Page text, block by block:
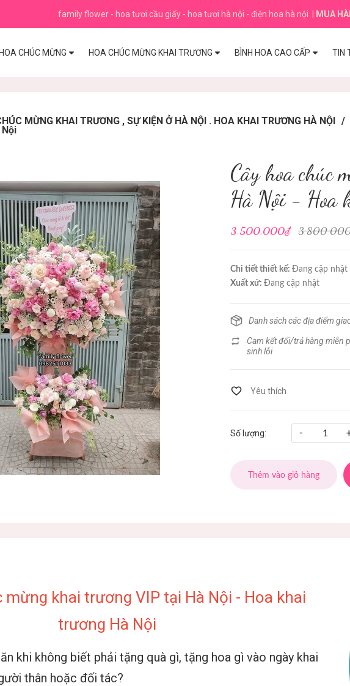
family flower - hoa tươi cầu giấy - hoa tươi hà nội - điện hoa hà nội MUA
CHÚC MỪNG HOA CHÚC MỪNG KHAI TRƯƠNG BÌNH HOA CAO CẤP TIN
MỪNG KHAI TRƯƠNG , SỰ KIỆN Ở HÀ NỘI . HOA KHAI TRƯƠNG HÀ NỘI /
Cây hoa
Hà Nội - Hoa
3.500.000₫
Chi tiết thiết kế: Đang cập nhật
Xuất xứ: Đang cập nhật
Danh sách các địa điểm
Cam kết đổi/trả hàng miễn
sinh lỗi
Số lượng: -
Thêm vào giỏ hàng
mừng khai trương VIP tại Hà Nội - Hoa khai
trương Hà Nội
khi không biết phải tặng quà gì, tặng hoa gì vào ngày khai
thân hoặc đối tác?